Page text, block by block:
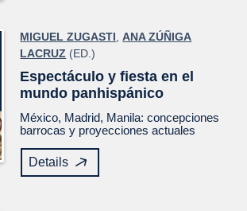
MIGUEL ZUGASTI,ANA ZÚÑIGA
LACRUZ (ED.)
Espectáculo y fiesta en el
mundo panhispánico
México, Madrid, Manila: concepciones
barrocas y proyecciones actuales
Details